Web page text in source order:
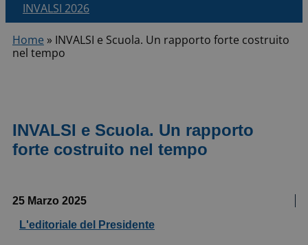
INVALSI 2026
Home » INVALSI e Scuola. Un rapporto forte costruito
nel tempo
INVALSI e Scuola. Un rapporto
forte costruito nel tempo
25 Marzo 2025
L'editoriale del Presidente